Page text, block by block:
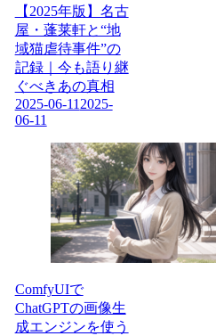
【2025年版】名古
屋・蓬莱軒と“地
域猫虐待事件”の
記録｜今も語り継
ぐべきあの真相
2025-06-11 2025-
06-11
ComfyUIで
ChatGPTの画像生
成エンジンを使う